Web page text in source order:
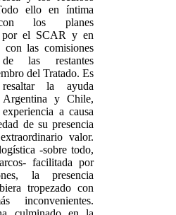
ello en íntima
los planes
por el SCAR y en
con las comisiones
las restantes
del Tratado. Es
resaltar la ayuda
y Chile,
a causa
de su presencia
valor.
-sobre todo,
facilitada por
la presencia
tropezado con
inconvenientes.